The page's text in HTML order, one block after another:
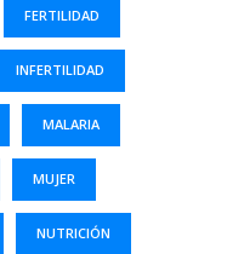
FERTILIDAD
INFERTILIDAD
MALARIA
MUJER
NUTRICIÓN